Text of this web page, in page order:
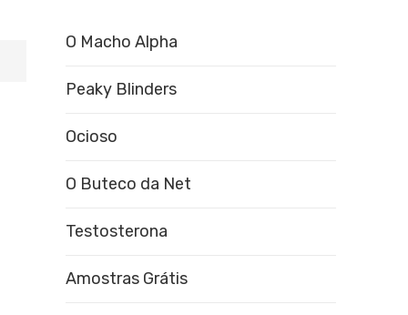
O Macho Alpha
Peaky Blinders
Ocioso
O Buteco da Net
Testosterona
Amostras Grátis